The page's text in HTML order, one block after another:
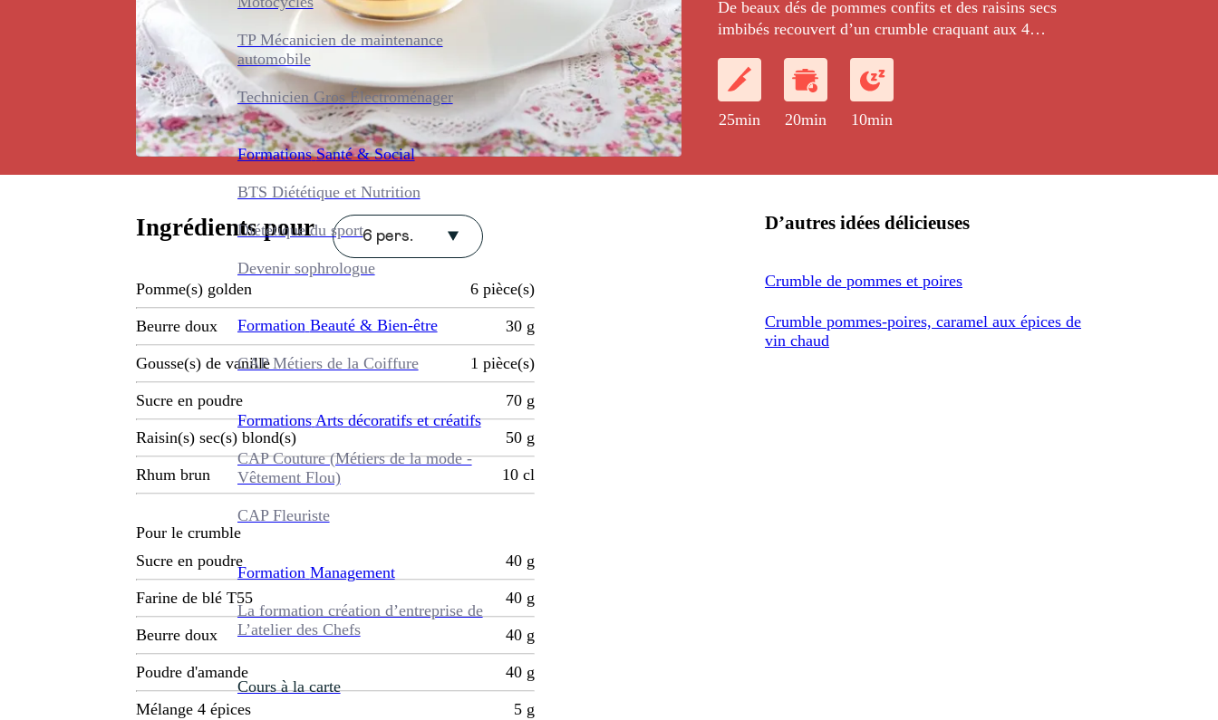
TP Mécanicien de maintenance
automobile
Technicien Gros Électroménager
Formations Santé & Social
BTS Diététique et Nutrition
Diététique du sport
Devenir sophrologue
Formation Beauté & Bien-être
CAP Métiers de la Coiffure
Formations Arts décoratifs et créatifs
CAP Couture (Métiers de la mode -
Vêtement Flou)
CAP Fleuriste
Formation Management
La formation création d’entreprise de
L’atelier des Chefs
Cours à la carte
De beaux dés de pommes confits et des raisins secs
imbibés recouvert d’un crumble craquant aux 4
25min 20min 10min
Ingrédients pour 6 pers.
Pomme(s) golden 6 pièce(s)
Beurre doux 30 g
Gousse(s) de vanille 1 pièce(s)
Sucre en poudre 70 g
Raisin(s) sec(s) blond(s) 50 g
Rhum brun 10 cl
Pour le crumble
Sucre en poudre
40 g
Farine de blé T55 40 g
Beurre doux 40 g
Poudre d'amande 40 g
Mélange 4 épices 5 g
D’autres idées délicieuses
Crumble de pommes et poires
Crumble pommes-poires, caramel aux épices de
vin chaud